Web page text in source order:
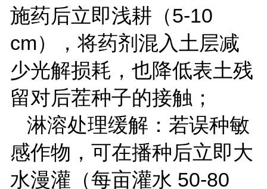
施药后立即浅耕（5-10
cm），将药剂混入土层减
少光解损耗，也降低表土残
留对后茬种子的接触；
淋溶处理缓解：若误种敏
感作物，可在播种后立即大
水漫灌（每亩灌水 50-80